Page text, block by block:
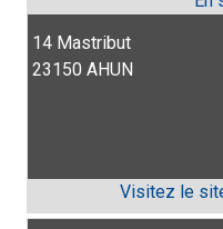
14 Mastribut
23150 AHUN